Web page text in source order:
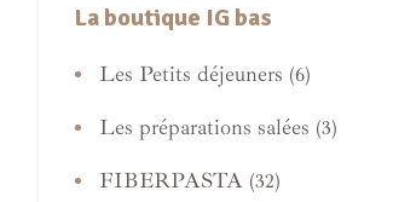
La boutique IG bas
Les Petits déjeuners (6)
Les préparations salées (3)
FIBERPASTA (32)